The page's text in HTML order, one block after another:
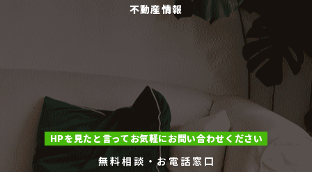
不動産情報
HPを見たと言ってお気軽にお問い合わせください
無料相談・お電話窓口